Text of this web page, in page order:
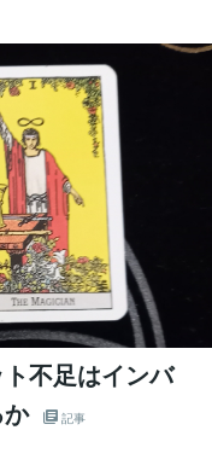
不足はインバ
記事